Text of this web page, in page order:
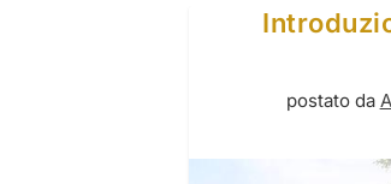
postato da